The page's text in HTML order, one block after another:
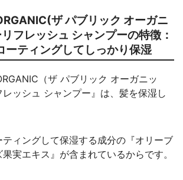
ザ パブリック オーガニ
フレッシュ シャンプーの特徴：
ーティングしてしっかり保湿
（ザ パブリック オーガニッ
ッシュ シャンプー』は、髪を保湿し
ティングして保湿する成分の『オリーブ
実エキス』が含まれているからです。